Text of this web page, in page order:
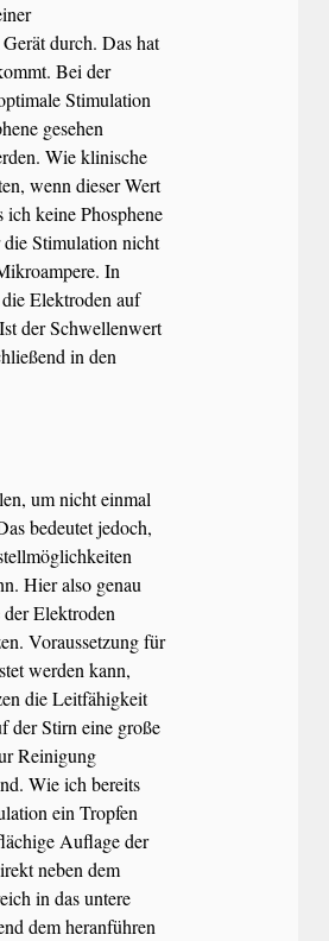
durch. Das hat
Bei der
Stimulation
gesehen
Wie klinische
wenn dieser Wert
keine Phosphene
die Stimulation nicht
In
Elektroden auf
der Schwellenwert
in den
um nicht einmal
bedeutet jedoch,
Hier also genau
Elektroden
Voraussetzung für
werden kann,
die Leitfähigkeit
der Stirn eine große
Reinigung
Wie ich bereits
ein Tropfen
Auflage der
neben dem
in das untere
dem heranführen